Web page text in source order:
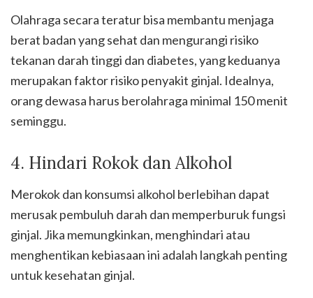
Olahraga secara teratur bisa membantu menjaga
berat badan yang sehat dan mengurangi risiko
tekanan darah tinggi dan diabetes, yang keduanya
merupakan faktor risiko penyakit ginjal. Idealnya,
orang dewasa harus berolahraga minimal 150 menit
seminggu.
4. Hindari Rokok dan Alkohol
Merokok dan konsumsi alkohol berlebihan dapat
merusak pembuluh darah dan memperburuk fungsi
ginjal. Jika memungkinkan, menghindari atau
menghentikan kebiasaan ini adalah langkah penting
untuk kesehatan ginjal.